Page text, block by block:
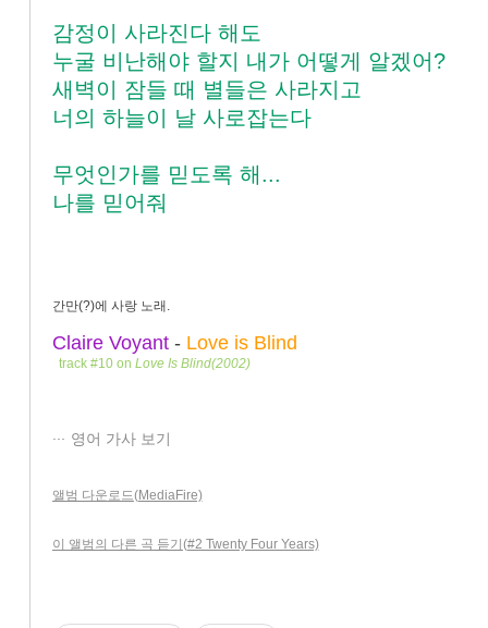
감정이 사라진다 해도
누굴 비난해야 할지 내가 어떻게 알겠어?
새벽이 잠들 때 별들은 사라지고
너의 하늘이 날 사로잡는다
무엇인가를 믿도록 해...
나를 믿어줘
간만(?)에 사랑 노래.
Claire Voyant- Love is Blind
track #10 on Love Is Blind(2002)
영어 가사 보기
앨범 다운로드(MediaFire)
이 앨범의 다른 곡 듣기(#2 Twenty Four Years)